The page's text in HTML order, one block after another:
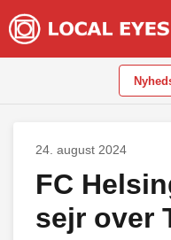
24. august 2024
FC
sejr over